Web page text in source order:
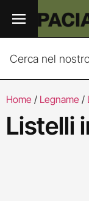
Home / Legname /
Listelli